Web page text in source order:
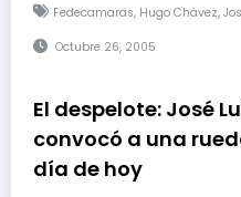
Fedecamaras, Hugo Chávez,
Octubre 26, 2005
El despelote: José
convocó a una
día de hoy